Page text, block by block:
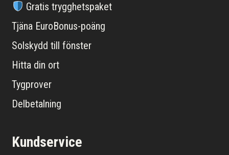
Gratis trygghetspaket
Tjäna EuroBonus-poäng
Solskydd till fönster
Hitta din ort
Tygprover
Delbetalning
Kundservice